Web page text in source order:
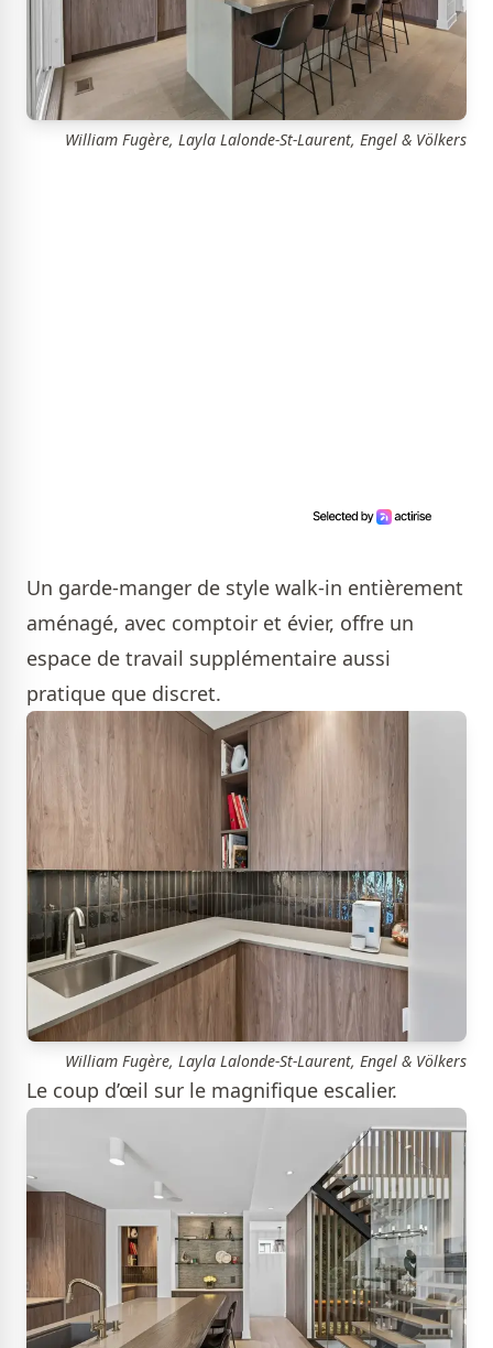
William Fugère, Layla Lalonde-St-Laurent, Engel & Völkers
Un garde-manger de style walk-in entièrement
aménagé, avec comptoir et évier, offre un
espace de travail supplémentaire aussi
pratique que discret.
William Fugère, Layla Lalonde-St-Laurent, Engel & Völkers
Le coup d’œil sur le magnifique escalier.